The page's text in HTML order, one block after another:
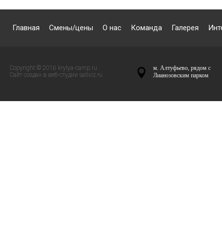
Главная Смены/цены О нас Команда Галерея
Copyright © 2016 krylya-camp.ru
Сайт создан в веб-студии saitviz.ru
м. Алтуфьево, рядом с
Лианозовским парком